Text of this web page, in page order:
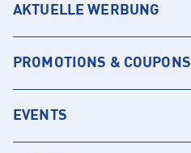
AKTUELLE WERBUNG
PROMOTIONS & COUPONS
EVENTS